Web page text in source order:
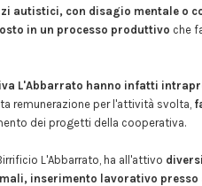
autistici, con disagio mentale o
in un processo produttivo che
L'Abbarrato hanno infatti
remunerazione per l'attività svolta,
dei progetti della cooperativa.
L'Abbarrato, ha all'attivo
inserimento lavorativo